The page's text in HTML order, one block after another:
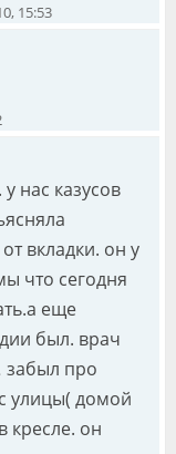
15:53
нас казусов
вкладки. он у
что сегодня
еще
был. врач
забыл про
улицы( домой
кресле. он